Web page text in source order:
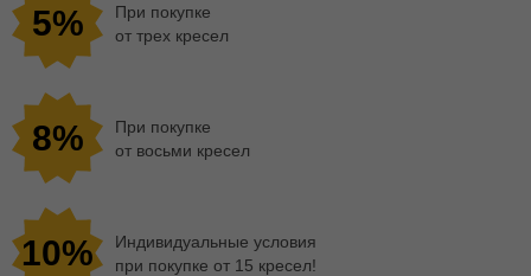
5%
При покупке
от трех кресел
8%
При покупке
от восьми кресел
10%
Индивидуальные условия
при покупке от 15 кресел!